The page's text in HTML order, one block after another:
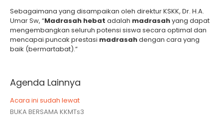
Sebagaimana yang disampaikan oleh direktur KSKK, Dr. H.A.
Umar Sw, “Madrasah hebat adalah madrasahyang dapat
mengembangkan seluruh potensi siswa secara optimal dan
mencapai puncak prestasi madrasahdengan cara yang
baik (bermartabat).”
Agenda Lainnya
Acara ini sudah lewat
BUKA BERSAMA KKMTs3